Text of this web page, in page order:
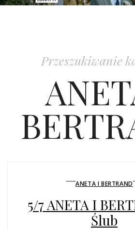
KSIĄŻKI BRIDELLE
POLECANE FIRMY
ŚLUBNE STYLE
Przeszukiwanie
ANETA I BERTRAND
5/7 ANETA I
Ślub